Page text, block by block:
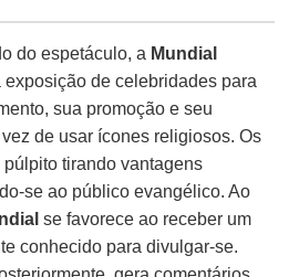
do espetáculo, a Mundial
exposição de celebridades para
sua promoção e seu
de usar ícones religiosos. Os
tirando vantagens
se ao público evangélico. Ao
se favorece ao receber um
conhecido para divulgar-se.